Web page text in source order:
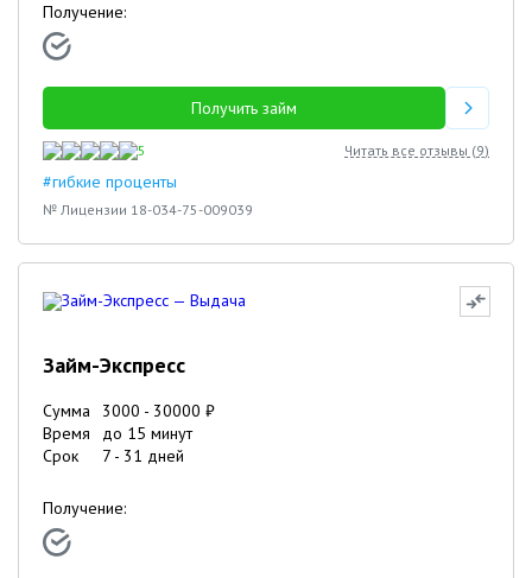
Получение:
Получить займ
5 Читать все отзывы (9)
#гибкие проценты
№ Лицензии 18-034-75-009039
Займ-Экспресс
Сумма 3000 - 30000 ₽
Время
до 15 минут
Срок
7 - 31 дней
Получение: